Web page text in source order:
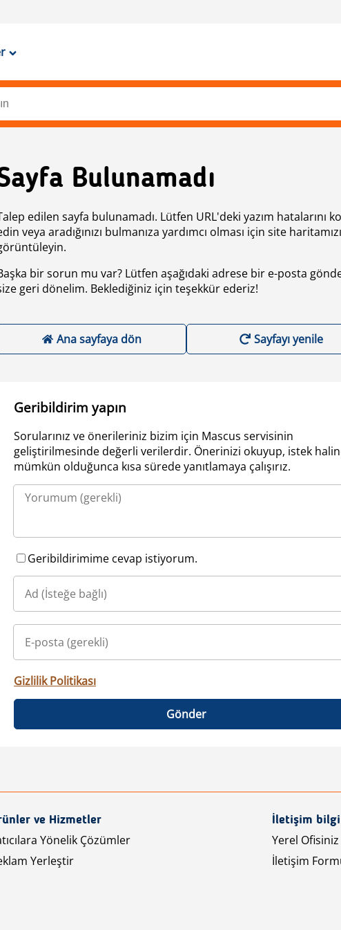
Bulunamadı
edilen sayfa bulunamadı. Lütfen URL'deki yazım hatalarını
veya aradığınızı bulmanıza yardımcı olması için site haritamızı
bir sorun mu var? Lütfen aşağıdaki adrese bir e-posta
geri dönelim. Beklediğiniz için teşekkür ederiz!
Ana sayfaya dön Sayfayı yenile
Geribildirim yapın
Sorularınız ve önerileriniz bizim için Mascus servisinin
geliştirilmesinde değerli verilerdir. Önerinizi okuyup, istek
mümkün olduğunca kısa sürede yanıtlamaya çalışırız.
Geribildirimime cevap istiyorum.
Gizlilik Politikası
Gönder
ve Hizmetler
Yönelik Çözümler
Yerleştir
İletişim
Yerel Ofisiniz
İletişim